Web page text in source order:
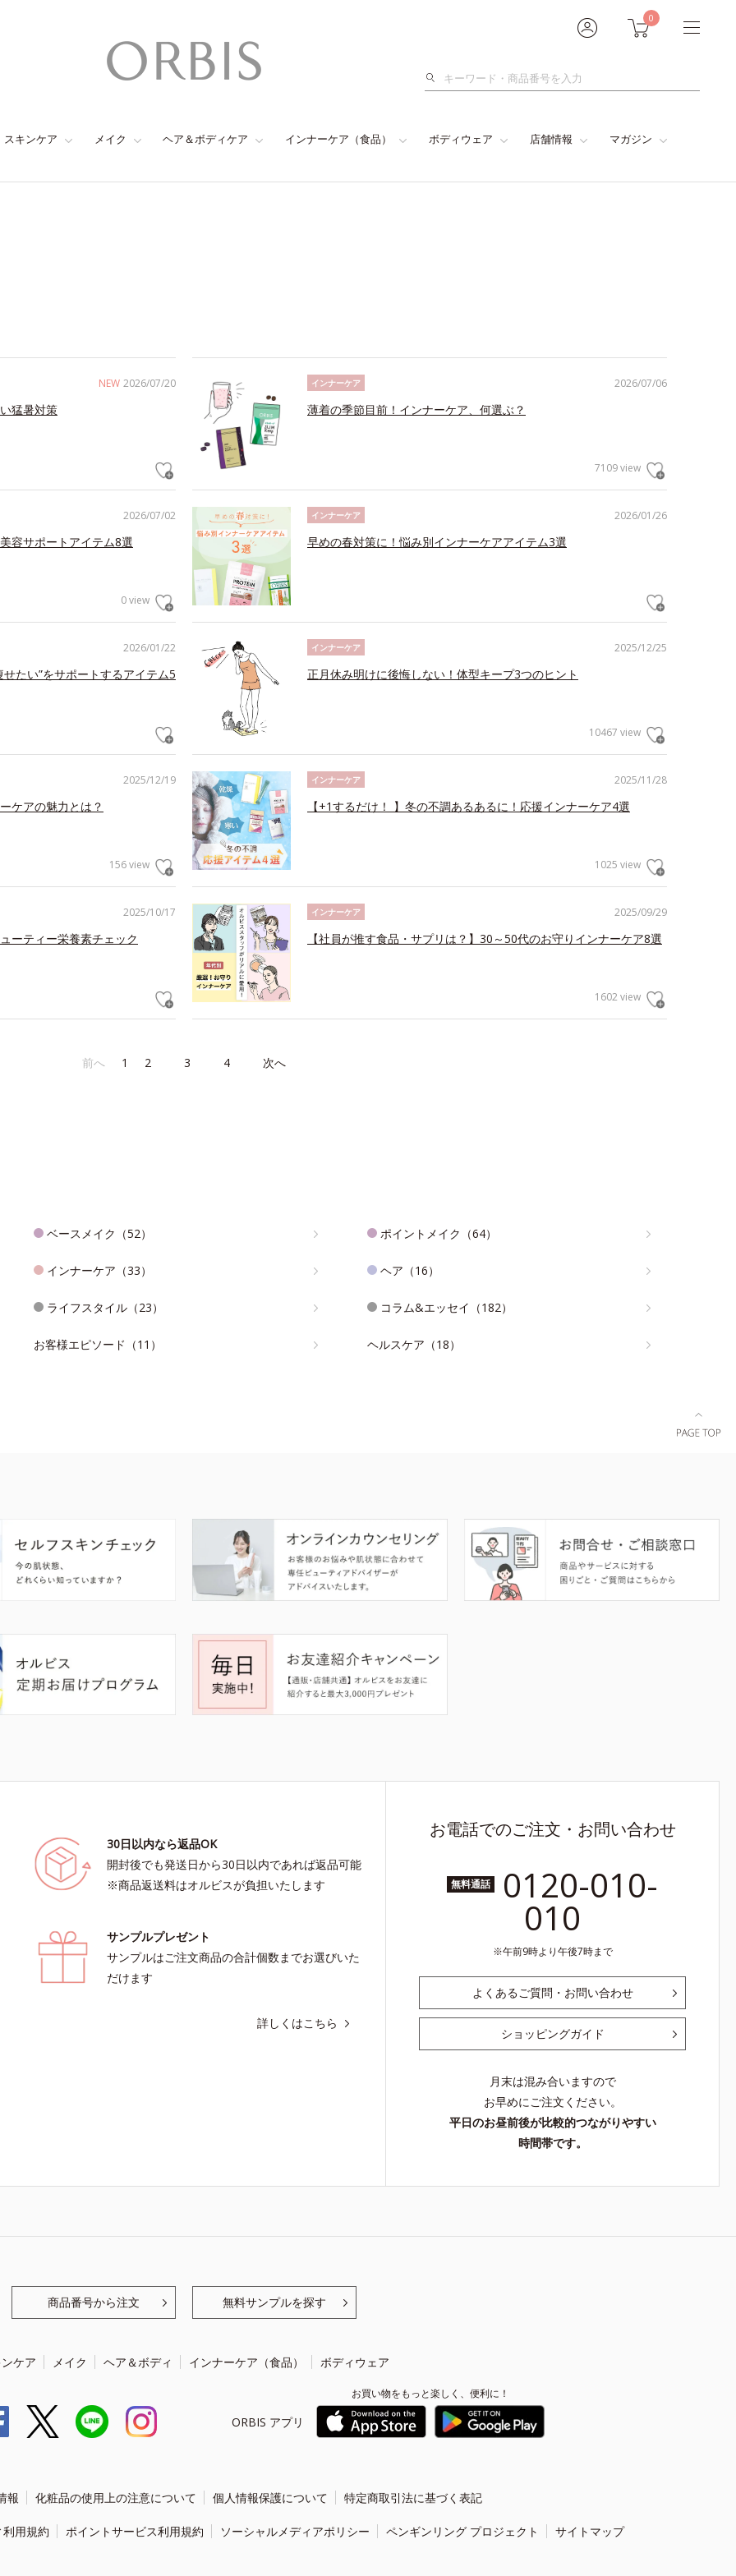
0
検
スキンケア メイク ヘア＆ボディケア インナーケア（食品） ボディウェア 店舗情報 マガジン
NEW 2026/07/20
猛暑対策
2026/07/06
インナーケア
薄着の季節目前！インナーケア、何選ぶ？
7109 view
2026/07/02
容サポートアイテム8選
0 view
2026/01/26
インナーケア
早めの春対策に！悩み別インナーケアアイテム3選
2026/01/22
たい”をサポートするアイテム5
2025/12/25
インナーケア
正月休み明けに後悔しない！体型キープ3つのヒント
10467 view
2025/12/19
ケアの魅力とは？
156 view
2025/11/28
インナーケア
【+1するだけ！ 】冬の不調あるあるに！応援インナーケア4選
1025 view
2025/10/17
ーティー栄養素チェック
2025/09/29
インナーケア
【社員が推す食品・サプリは？】30～50代のお守りインナーケア8選
1602 view
前へ 1 2 3 4 次へ
ベースメイク（52） ポイントメイク（64）
インナーケア（33） ヘア（16）
ライフスタイル（23） コラム&エッセイ（182）
お客様エピソード（11） ヘルスケア（18）
30日以内なら返品OK
開封後でも発送日から30日以内であれば返品可能
※商品返送料はオルビスが負担いたします
サンプルプレゼント
サンプルはご注文商品の合計個数までお選びいた
だけます
詳しくはこちら
お電話でのご注文・お問い合わせ
無料通話 0120-010-
010
午前9時より午後7時まで
よくあるご質問・お問い合わせ
ショッピングガイド
月末は混み合いますので
お早めにご注文ください。
平日のお昼前後が比較的つながりやすい
時間帯です。
商品番号から注文 無料サンプルを探す
ケア メイク ヘア＆ボディ インナーケア（食品） ボディウェア
ORBIS アプリ
お買い物をもっと楽しく、便利に！
報 化粧品の使用上の注意について 個人情報保護について 特定商取引法に基づく表記
用規約 ポイントサービス利用規約 ソーシャルメディアポリシー ペンギンリング プロジェクト サイトマップ